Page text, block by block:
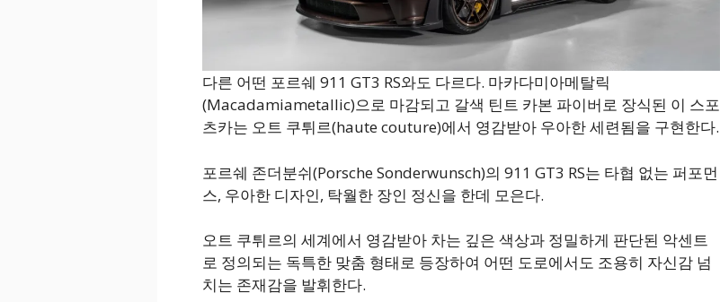
다른 어떤 포르쉐 911 GT3 RS와도 다르다. 마카다미아메탈릭
(Macadamiametallic)으로 마감되고 갈색 틴트 카본 파이버로 장식된 이 스포
츠카는 오트 쿠튀르(haute couture)에서 영감받아 우아한 세련됨을 구현한다.
포르쉐 존더분쉬(Porsche Sonderwunsch)의 911 GT3 RS는 타협 없는 퍼포먼
스, 우아한 디자인, 탁월한 장인 정신을 한데 모은다.
오트 쿠튀르의 세계에서 영감받아 차는 깊은 색상과 정밀하게 판단된 악센트
로 정의되는 독특한 맞춤 형태로 등장하여 어떤 도로에서도 조용히 자신감 넘
치는 존재감을 발휘한다.